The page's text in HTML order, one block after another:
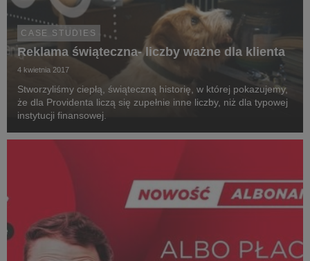
CASE STUDIES
Reklama świąteczna- liczby ważne dla klienta
4 kwietnia 2017
Stworzyliśmy ciepłą, świąteczną historię, w której pokazujemy,
że dla Providenta liczą się zupełnie inne liczby, niż dla typowej
instytucji finansowej.